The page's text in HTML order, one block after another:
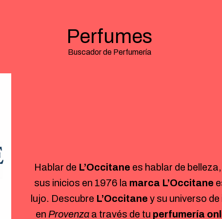
Perfumes
Buscador de Perfumería
Hablar de L’Occitane es hablar de
sus inicios en 1976 la marca L’Occitane
lujo. Descubre L’Occitane y su universo
en Provenzaa través de tu perfumería